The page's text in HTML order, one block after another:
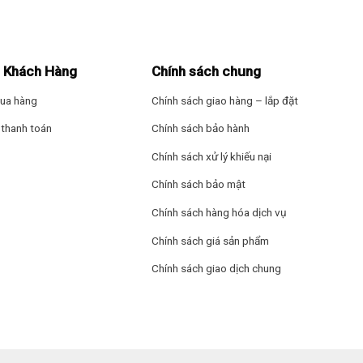
1 quạt, vận hành bền bỉ và êm ái.
loại bỏ mùi khó chịu trong bếp hiệu quả.
thoát khí (đường kính 12 hoặc 15 cm) và chế độ tuần hoàn
ống thoát khí để sử dụng chế độ hút đẩy trực tiếp bằng
kỳ.
Hàng
hàng
toán
Chính sách chung
Chính sách giao hàng – lắp đặt
Chính sách bảo hành
Chính sách xử lý khiếu nại
Chính sách bảo mật
Chính sách hàng hóa dịch vụ
Chính sách giá sản phẩm
Chính sách giao dịch chung